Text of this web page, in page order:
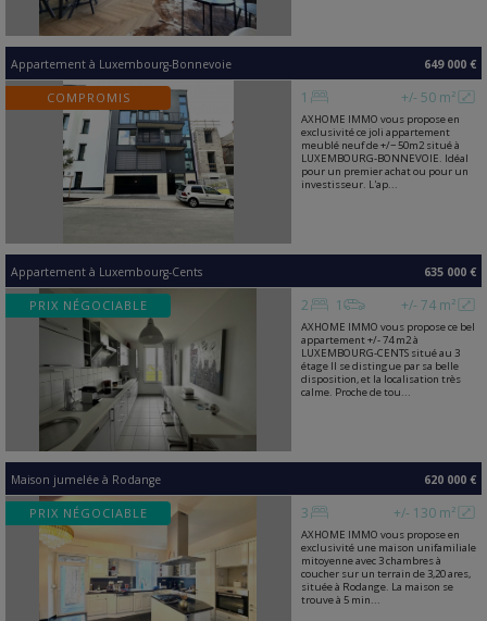
Appartement à Luxembourg-Bonnevoie 649 000 €
COMPROMIS +/- 50 m²
1
AXHOME IMMO vous propose en
exclusivité ce joli appartement
meublé neuf de +/− 50m2 situé à
LUXEMBOURG-BONNEVOIE. Idéal
pour un premier achat ou pour un
investisseur. L'ap...
Appartement à Luxembourg-Cents 635 000 €
PRIX NÉGOCIABLE +/- 74 m²
2 1
AXHOME IMMO vous propose ce bel
appartement +/- 74 m2 à
LUXEMBOURG-CENTS situé au 3
étage Il se distingue par sa belle
disposition, et la localisation très
calme. Proche de tou...
Maison jumelée à Rodange 620 000 €
PRIX NÉGOCIABLE +/- 130 m²
3
AXHOME IMMO vous propose en
exclusivité une maison unifamiliale
mitoyenne avec 3 chambres à
coucher sur un terrain de 3,20 ares,
située à Rodange. La maison se
trouve à 5 min...